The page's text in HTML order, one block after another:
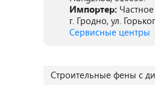
Импортер:
г. Гродно, ул.
Сервисные центры
Строительные фены с